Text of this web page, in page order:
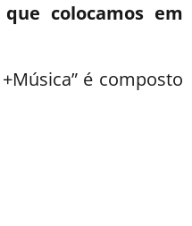
colocamos em
é composto